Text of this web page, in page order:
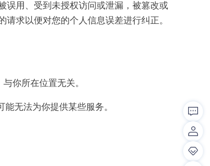
误用、受到未授权访问或泄漏，被篡改或
求以便对您的个人信息误差进行纠正。
你所在位置无关。
无法为你提供某些服务。